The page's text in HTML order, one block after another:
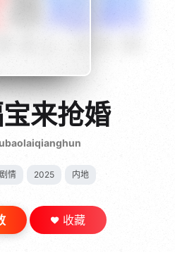
来抢婚
剧情 2025 内地
收藏